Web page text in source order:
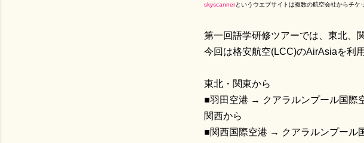
skyscannerというウエブサイトは複数の航空会社からチケ
第一回語学研修ツアーでは、東北、
今回は格安航空(LCC)のAirAsiaを利
東北・関東から
■羽田空港 → クアラルンプール国際
関西から
■関西国際空港 → クアラルンプール